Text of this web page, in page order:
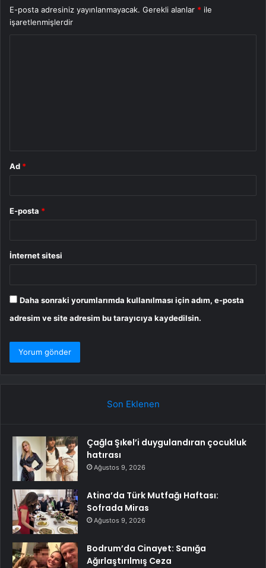
E-posta adresiniz yayınlanmayacak. Gerekli alanlar * ile
işaretlenmişlerdir
Ad *
E-posta *
İnternet sitesi
Daha sonraki yorumlarımda kullanılması için adım, e-posta
adresim ve site adresim bu tarayıcıya kaydedilsin.
Son Eklenen
Çağla Şıkel’i duygulandıran çocukluk
hatırası
Ağustos 9, 2026
Atina’da Türk Mutfağı Haftası:
Sofrada Miras
Ağustos 9, 2026
Bodrum’da Cinayet: Sanığa
Ağırlaştırılmış Ceza